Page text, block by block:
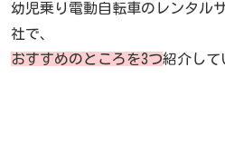
幼児乗り電動自転車のレンタル
社で、
おすすめのところを3つ紹介して